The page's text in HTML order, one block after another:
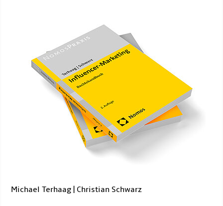
Michael Terhaag | Christian Schwarz